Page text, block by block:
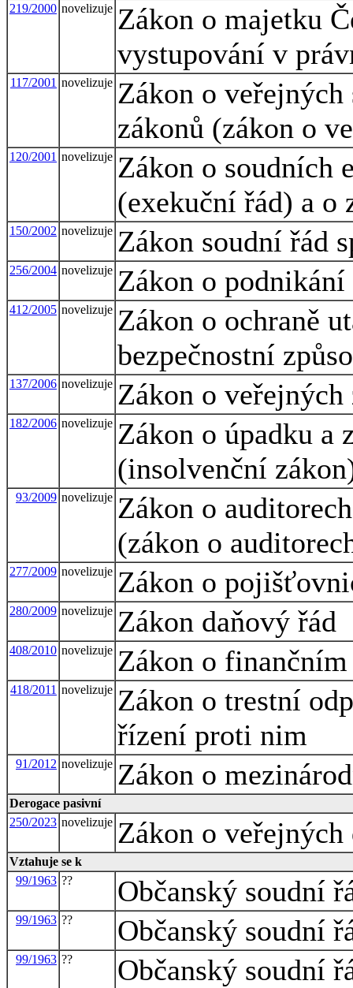
219/2000 novelizuje Zákon o majetku
vystupování v
117/2001 novelizuje Zákon o veřejných
zákonů (zákon o
120/2001 novelizuje Zákon o soudních
(exekuční řád) a o
150/2002 novelizuje Zákon soudní řád
256/2004 novelizuje Zákon o
412/2005 novelizuje Zákon o ochraně
bezpečnostní
137/2006 novelizuje Zákon o veřejných
182/2006 novelizuje Zákon o úpadku a
(insolvenční
93/2009 novelizuje Zákon o
(zákon o
277/2009 novelizuje Zákon o
280/2009 novelizuje Zákon daňový řád
408/2010 novelizuje Zákon o
418/2011 novelizuje Zákon o trestní
řízení proti nim
91/2012 novelizuje Zákon o
Derogace pasivní
250/2023 novelizuje Zákon o veřejných
Vztahuje se k
99/1963 ?? Občanský soudní
99/1963 ?? Občanský soudní
99/1963 ?? Občanský soudní